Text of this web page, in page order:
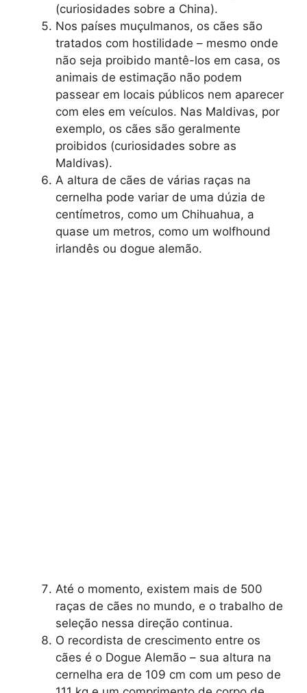
(curiosidades sobre a China).
Nos países muçulmanos, os cães são
tratados com hostilidade – mesmo onde
não seja proibido mantê-los em casa, os
animais de estimação não podem
passear em locais públicos nem aparecer
com eles em veículos. Nas Maldivas, por
exemplo, os cães são geralmente
proibidos (curiosidades sobre as
Maldivas).
A altura de cães de várias raças na
cernelha pode variar de uma dúzia de
centímetros, como um Chihuahua, a
quase um metros, como um wolfhound
irlandês ou dogue alemão.
Até o momento, existem mais de 500
raças de cães no mundo, e o trabalho de
seleção nessa direção continua.
O recordista de crescimento entre os
cães é o Dogue Alemão – sua altura na
cernelha era de 109 cm com um peso de